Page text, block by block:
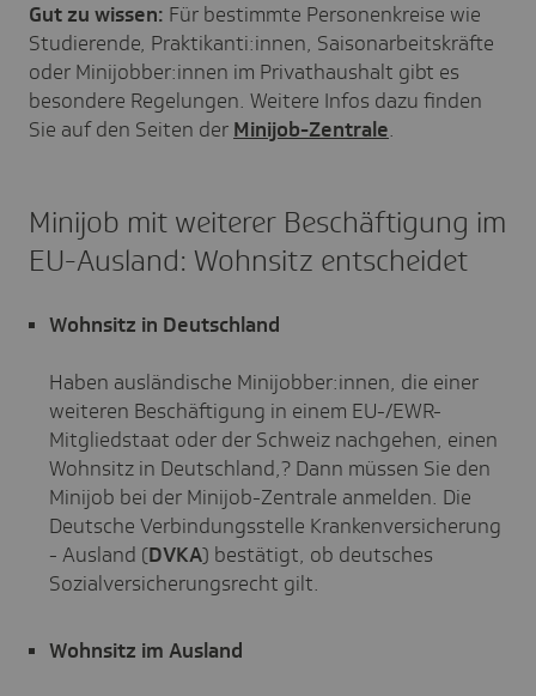
Gut zu wissen: Für bestimmte Personenkreise wie
Studierende, Praktikanti:innen, Saisonarbeitskräfte
oder Minijobber:innen im Privathaushalt gibt es
besondere Regelungen. Weitere Infos dazu finden
Sie auf den Seiten der Minijob-Zentrale.
Minijob mit weiterer Beschäftigung im
EU-Ausland: Wohnsitz entscheidet
Wohnsitz in Deutschland
Haben ausländische Minijobber:innen, die einer
weiteren Beschäftigung in einem EU-/EWR-
Mitgliedstaat oder der Schweiz nachgehen, einen
Wohnsitz in Deutschland,? Dann müssen Sie den
Minijob bei der Minijob-Zentrale anmelden. Die
Deutsche Verbindungsstelle Krankenversicherung
- Ausland (DVKA) bestätigt, ob deutsches
Sozialversicherungsrecht gilt.
Wohnsitz im Ausland